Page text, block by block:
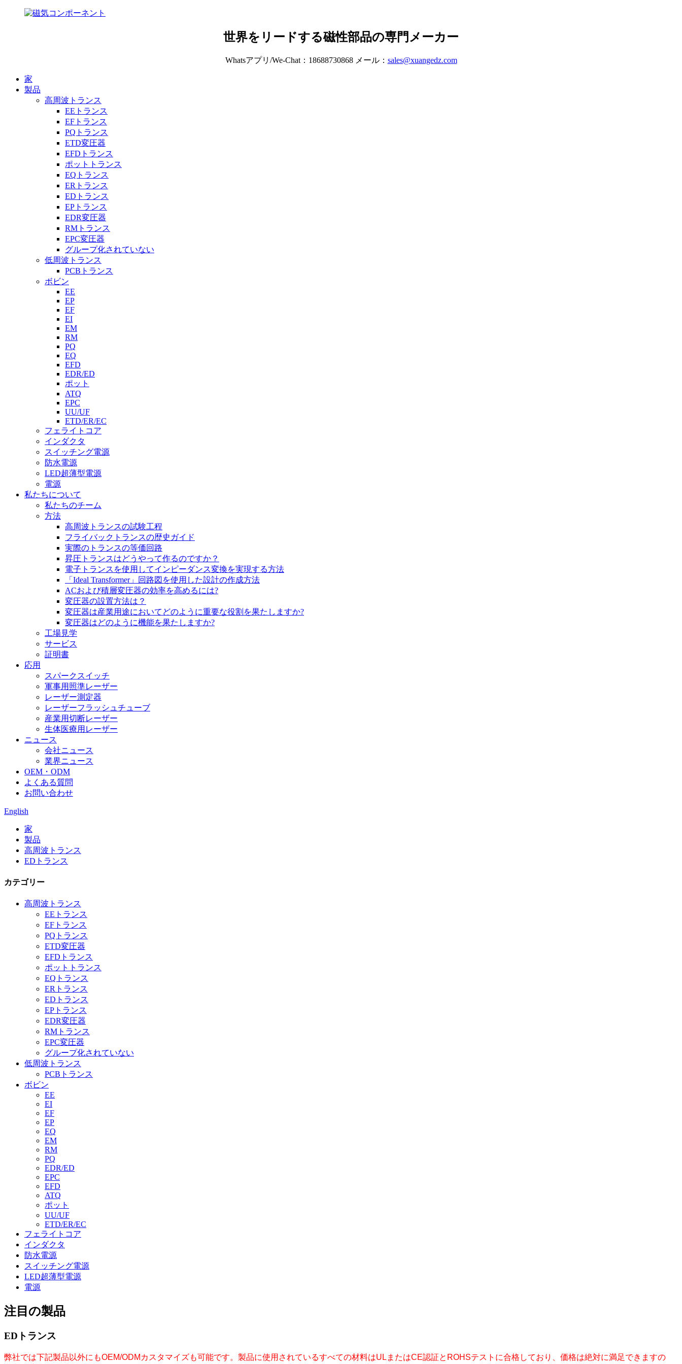
世界をリードする磁性部品の専門メーカー
Whatsアプリ/We-Chat：18688730868 メール： sales@xuangedz.com
家
製品
高周波トランス
EEトランス
EFトランス
PQトランス
ETD変圧器
EFDトランス
ポットトランス
EQトランス
ERトランス
EDトランス
EPトランス
EDR変圧器
RMトランス
EPC変圧器
グループ化されていない
低周波トランス
PCBトランス
ボビン
EE
EP
EF
EI
EM
RM
PQ
EQ
EFD
EDR/ED
ポット
ATQ
EPC
UU/UF
ETD/ER/EC
フェライトコア
インダクタ
スイッチング電源
防水電源
LED超薄型電源
電源
私たちについて
私たちのチーム
方法
高周波トランスの試験工程
フライバックトランスの歴史ガイド
実際のトランスの等価回路
昇圧トランスはどうやって作るのですか？
電子トランスを使用してインピーダンス変換を実現する方法
「Ideal Transformer」回路図を使用した設計の作成方法
ACおよび積層変圧器の効率を高めるには?
変圧器の設置方法は？
変圧器は産業用途においてどのように重要な役割を果たしますか?
変圧器はどのように機能を果たしますか?
工場見学
サービス
証明書
応用
スパークスイッチ
軍事用照準レーザー
レーザー測定器
レーザーフラッシュチューブ
産業用切断レーザー
生体医療用レーザー
ニュース
会社ニュース
業界ニュース
OEM・ODM
よくある質問
お問い合わせ
English
家
製品
高周波トランス
EDトランス
カテゴリー
高周波トランス
EEトランス
EFトランス
PQトランス
ETD変圧器
EFDトランス
ポットトランス
EQトランス
ERトランス
EDトランス
EPトランス
EDR変圧器
RMトランス
EPC変圧器
グループ化されていない
低周波トランス
PCBトランス
ボビン
EE
EI
EF
EP
EQ
EM
RM
PQ
EDR/ED
EPC
EFD
ATQ
ポット
UU/UF
ETD/ER/EC
フェライトコア
インダクタ
防水電源
スイッチング電源
LED超薄型電源
電源
注目の製品
EDトランス
弊社では下記製品以外にもOEM/ODMカスタマイズも可能です。製品に使用されているすべての材料はULまたはCE認証とROHSテストに合格しており、価格は絶対に満足できますの